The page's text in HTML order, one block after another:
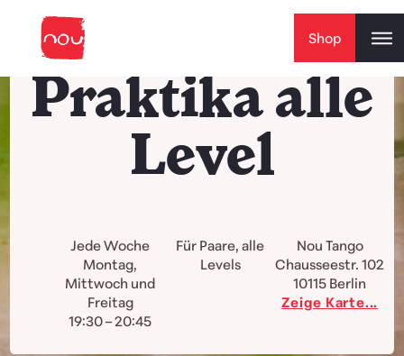
Shop
Praktika alle
Level
Jede Woche
Montag,
Mittwoch und
Freitag
19:30 – 20:45
Für Paare, alle
Levels
Nou Tango
Chausseestr. 102
10115 Berlin
Zeige Karte...